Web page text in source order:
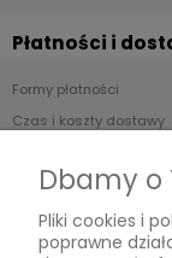
Płatności i
Formy płatności
Czas i koszty dostawy
Informacje
Dbamy
Pliki cookies i
poprawne